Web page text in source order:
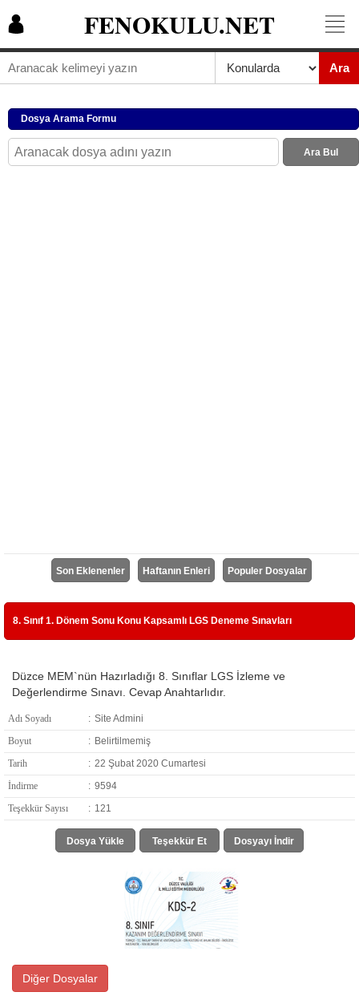
FENOKULU.NET
Ara
Dosya Arama Formu
Ara Bul
Son Eklenenler Haftanın Enleri Populer Dosyalar
8. Sınıf 1. Dönem Sonu Konu Kapsamlı LGS Deneme Sınavları
Düzce MEM`nün Hazırladığı 8. Sınıflar LGS İzleme ve
Değerlendirme Sınavı. Cevap Anahtarlıdır.
Adı Soyadı : Site Admini
Boyut
: Belirtilmemiş
Tarih
: 22 Şubat 2020 Cumartesi
İndirme
: 9594
Teşekkür Sayısı
: 121
Dosya Yükle Teşekkür Et Dosyayı İndir
Diğer Dosyalar